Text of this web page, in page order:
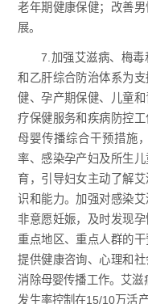
老年期健康保健；改善
展。
7.加强艾滋病、梅毒
和乙肝综合防治体系为
健、孕产期保健、儿童
疗保健服务和疾病防控
母婴传播综合干预措施
率、感染孕产妇及所生
育，引导妇女主动了解
识和能力。加强对感染
非意愿妊娠，及时发现
重点地区、重点人群的
提供健康咨询、心理和
消除母婴传播工作。艾
发生率控制在15/10万活